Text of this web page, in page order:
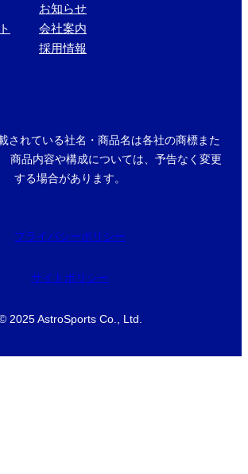
お知らせ
会社案内
採用情報
されている社名・商品名は各社の商標また
商品内容や構成については、予告なく変更
する場合があります。
プライバシーポリシー
サイトポリシー
2025 AstroSports Co., Ltd.